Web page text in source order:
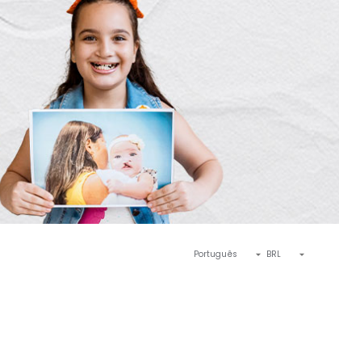
Português BRL